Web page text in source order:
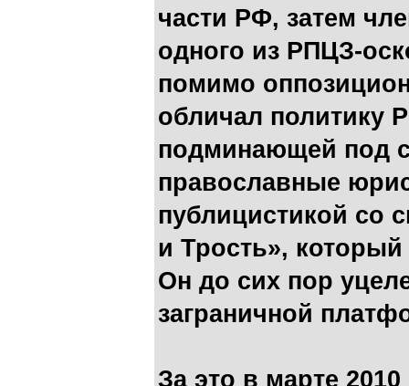
части РФ, затем
одного из РПЦЗ-
помимо
обличал политику
подминающей под
православные
публицистикой со
и Трость», который
Он до сих пор
заграничной
За это в марте